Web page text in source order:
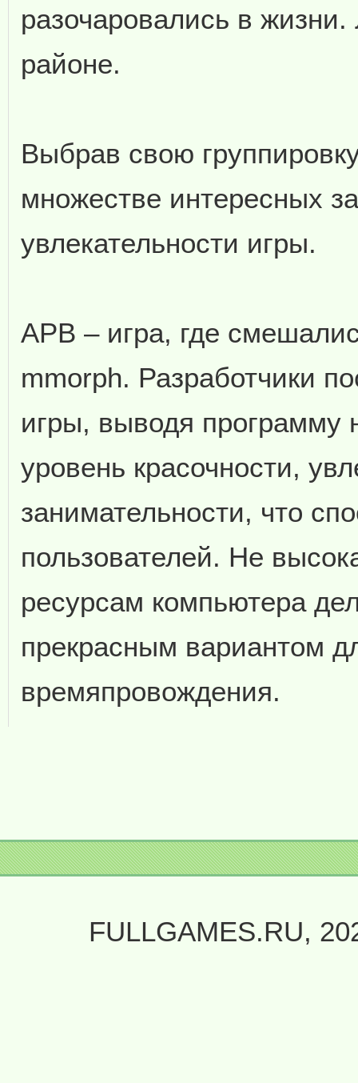
разочаровались в
районе.
Выбрав свою
множестве интересных
увлекательности игры.
APB – игра, где
mmorph. Разработчики
игры, выводя программу
уровень красочности,
занимательности, что
пользователей. Не
ресурсам компьютера
прекрасным вариантом
времяпровождения.
FULLGAMES.RU,